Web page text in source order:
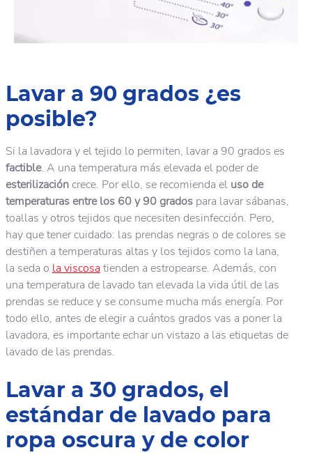
Lavar a 90 grados ¿es
posible?
Si la lavadora y el tejido lo permiten, lavar a 90 grados es
factible. A una temperatura más elevada el poder de
esterilización crece. Por ello, se recomienda el uso de
temperaturas entre los 60 y 90 grados para lavar sábanas,
toallas y otros tejidos que necesiten desinfección. Pero,
hay que tener cuidado: las prendas negras o de colores se
destiñen a temperaturas altas y los tejidos como la lana,
la seda o la viscosatienden a estropearse. Además, con
una temperatura de lavado tan elevada la vida útil de las
prendas se reduce y se consume mucha más energía. Por
todo ello, antes de elegir a cuántos grados vas a poner la
lavadora, es importante echar un vistazo a las etiquetas de
lavado de las prendas.
Lavar a 30 grados, el
estándar de lavado para
ropa oscura y de color